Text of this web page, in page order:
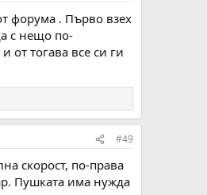
форума . Първо взех
с нещо по-
от тогава все си ги
#49
скорост, по-права
Пушката има нужда